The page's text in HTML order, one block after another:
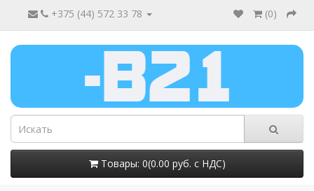
+375 (44) 572 33 78 (0)
Товары: 0(0.00 руб. с НДС)